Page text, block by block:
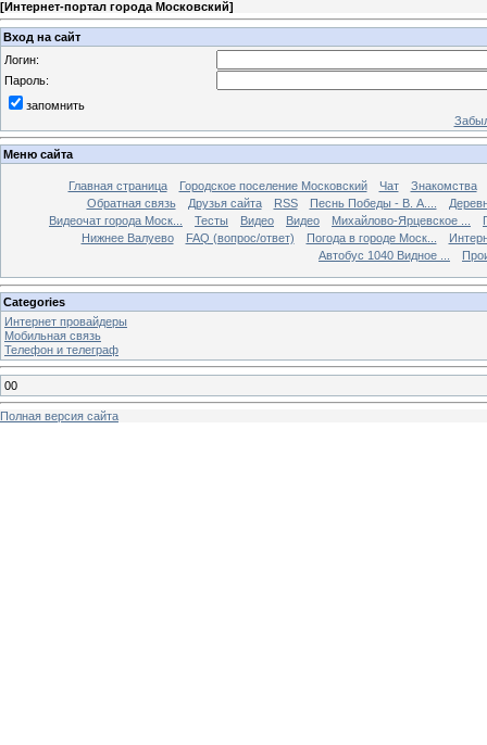
[Интернет-портал города Московский]
Вход на сайт
Логин:
Пароль:
запомнить
Меню сайта
Главная страница Городское поселение Московский Чат
Знакомства
Обратная связь
Друзья сайта RSS Песнь Победы - В. А....
Видеочат города Моск...
Тесты Видео Видео Михайлово-Ярцевское ...
Нижнее Валуево
FAQ (вопрос/ответ) Погода в городе Моск...
Автобус 1040 Видное ...
Categories
Интернет провайдеры
Мобильная связь
Телефон и телеграф
00
Полная версия сайта